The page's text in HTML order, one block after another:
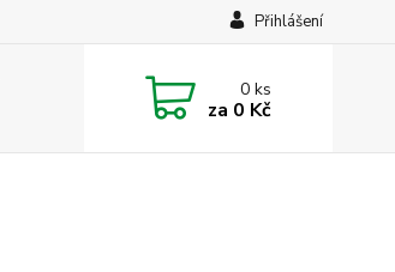
Přihlášení
0ks
za 0 Kč